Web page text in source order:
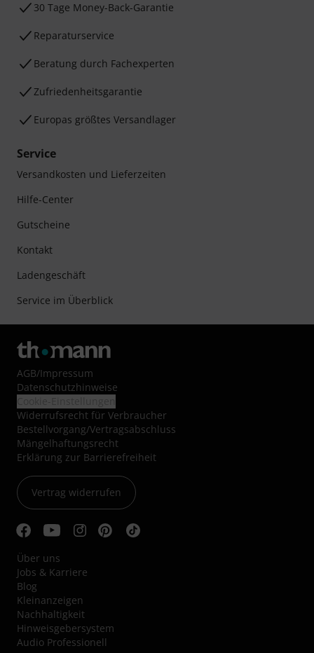
30 Tage Money-Back-Garantie
Reparaturservice
Beratung durch Fachexperten
Zufriedenheitsgarantie
Europas größtes Versandlager
Service
Versandkosten und Lieferzeiten
Hilfe-Center
Gutscheine
Kontakt
Ladengeschäft
Service im Überblick
AGB/Impressum
Datenschutzhinweise
Widerrufsrecht für Verbraucher
Bestellvorgang/Vertragsabschluss
Mängelhaftungsrecht
Erklärung zur Barrierefreiheit
Vertrag widerrufen
Über uns
Jobs & Karriere
Blog
Kleinanzeigen
Nachhaltigkeit
Hinweisgebersystem
Audio Professionell